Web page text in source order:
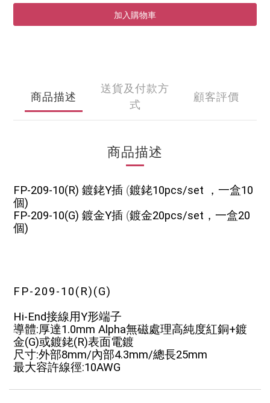
加入購物車
商品描述
送貨及付款方
式
顧客評價
商品描述
FP-209-10(R) 鍍銠Y插 (鍍銠10pcs/set ，一盒10
個)
FP-209-10(G) 鍍金Y插 (鍍金20pcs/set，一盒20
個)
FP-209-10(R)(G)
Hi-End接線用Y形端子
導體:厚達1.0mm Alpha無磁處理高純度紅銅+鍍
金(G)或鍍銠(R)表面電鍍
尺寸:外部8mm/內部4.3mm/總長25mm
最大容許線徑:10AWG